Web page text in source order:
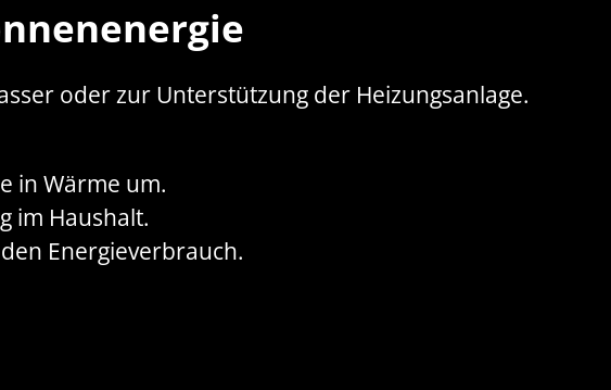
oder zur Unterstützung der Heizungsanlage.
in Wärme um.
im Haushalt.
Energieverbrauch.